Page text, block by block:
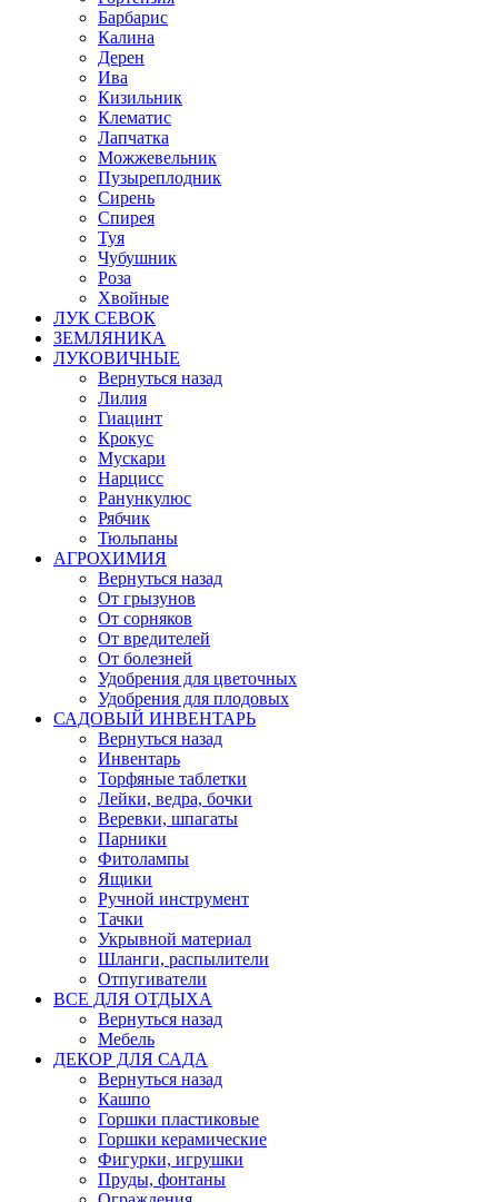
Барбарис
Калина
Дерен
Ива
Кизильник
Клематис
Лапчатка
Можжевельник
Пузыреплодник
Сирень
Спирея
Туя
Чубушник
Роза
Хвойные
ЛУК СЕВОК
ЗЕМЛЯНИКА
ЛУКОВИЧНЫЕ
Вернуться назад
Лилия
Гиацинт
Крокус
Мускари
Нарцисс
Ранункулюс
Рябчик
Тюльпаны
АГРОХИМИЯ
Вернуться назад
От грызунов
От сорняков
От вредителей
От болезней
Удобрения для цветочных
Удобрения для плодовых
САДОВЫЙ ИНВЕНТАРЬ
Вернуться назад
Инвентарь
Торфяные таблетки
Лейки, ведра, бочки
Веревки, шпагаты
Парники
Фитолампы
Ящики
Ручной инструмент
Тачки
Укрывной материал
Шланги, распылители
Отпугиватели
ВСЕ ДЛЯ ОТДЫХА
Вернуться назад
Мебель
ДЕКОР ДЛЯ САДА
Вернуться назад
Кашпо
Горшки пластиковые
Горшки керамические
Фигурки, игрушки
Пруды, фонтаны